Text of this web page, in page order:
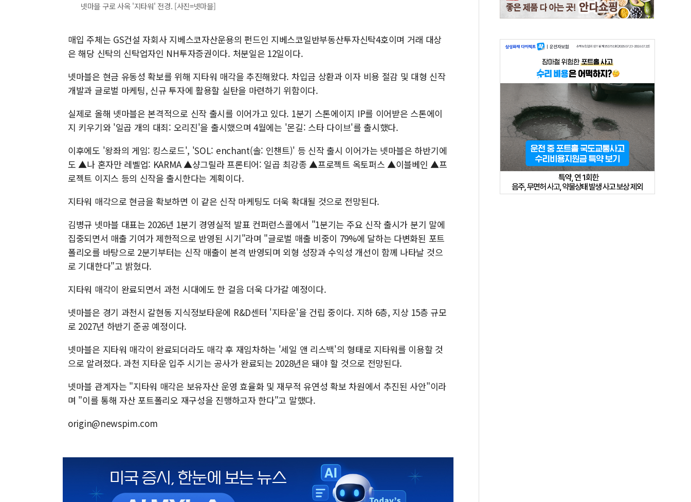
넷마블 구로 사옥 '지타워' 전경. [사진=넷마블]
매입 주체는 GS건설 자회사 지베스코자산운용의 펀드인 지베스코일반부동산투자신탁4호이며 거래 대상
은 해당 신탁의 신탁업자인 NH투자증권이다. 처분일은 12일이다.
넷마블은 현금 유동성 확보를 위해 지타워 매각을 추진해왔다. 차입금 상환과 이자 비용 절감 및 대형 신작
개발과 글로벌 마케팅, 신규 투자에 활용할 실탄을 마련하기 위함이다.
실제로 올해 넷마블은 본격적으로 신작 출시를 이어가고 있다. 1분기 스톤에이지 IP를 이어받은 스톤에이
지 키우기와 '일곱 개의 대죄: 오리진'을 출시했으며 4월에는 '몬길: 스타 다이브'를 출시했다.
이후에도 '왕좌의 게임: 킹스로드', 'SOL: enchant(솔: 인챈트)' 등 신작 출시 이어가는 넷마블은 하반기에
도 ▲나 혼자만 레벨업: KARMA ▲샹그릴라 프론티어: 일곱 최강종 ▲프로젝트 옥토퍼스 ▲이블베인 ▲프
로젝트 이지스 등의 신작을 출시한다는 계획이다.
지타워 매각으로 현금을 확보하면 이 같은 신작 마케팅도 더욱 확대될 것으로 전망된다.
김병규 넷마블 대표는 2026년 1분기 경영실적 발표 컨퍼런스콜에서 "1분기는 주요 신작 출시가 분기 말에
집중되면서 매출 기여가 제한적으로 반영된 시기"라며 "글로벌 매출 비중이 79%에 달하는 다변화된 포트
폴리오를 바탕으로 2분기부터는 신작 매출이 본격 반영되며 외형 성장과 수익성 개선이 함께 나타날 것으
로 기대한다"고 밝혔다.
지타워 매각이 완료되면서 과천 시대에도 한 걸음 더욱 다가갈 예정이다.
넷마블은 경기 과천시 갈현동 지식정보타운에 R&D센터 '지타운'을 건립 중이다. 지하 6층, 지상 15층 규모
로 2027년 하반기 준공 예정이다.
넷마블은 지타워 매각이 완료되더라도 매각 후 재임차하는 '세일 앤 리스백'의 형태로 지타워를 이용할 것
으로 알려졌다. 과천 지타운 입주 시기는 공사가 완료되는 2028년은 돼야 할 것으로 전망된다.
넷마블 관계자는 "지타워 매각은 보유자산 운영 효율화 및 재무적 유연성 확보 차원에서 추진된 사안"이라
며 "이를 통해 자산 포트폴리오 재구성을 진행하고자 한다"고 말했다.
origin@newspim.com